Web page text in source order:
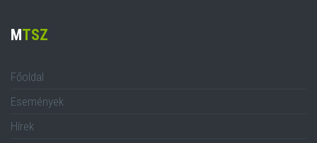
MTSZ
Főoldal
Események
Hírek